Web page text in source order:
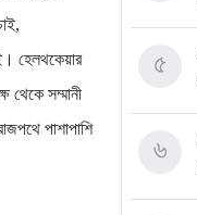
হেলথকেয়ার
থেকে সম্মানী
পাশাপাশি
৫
৬